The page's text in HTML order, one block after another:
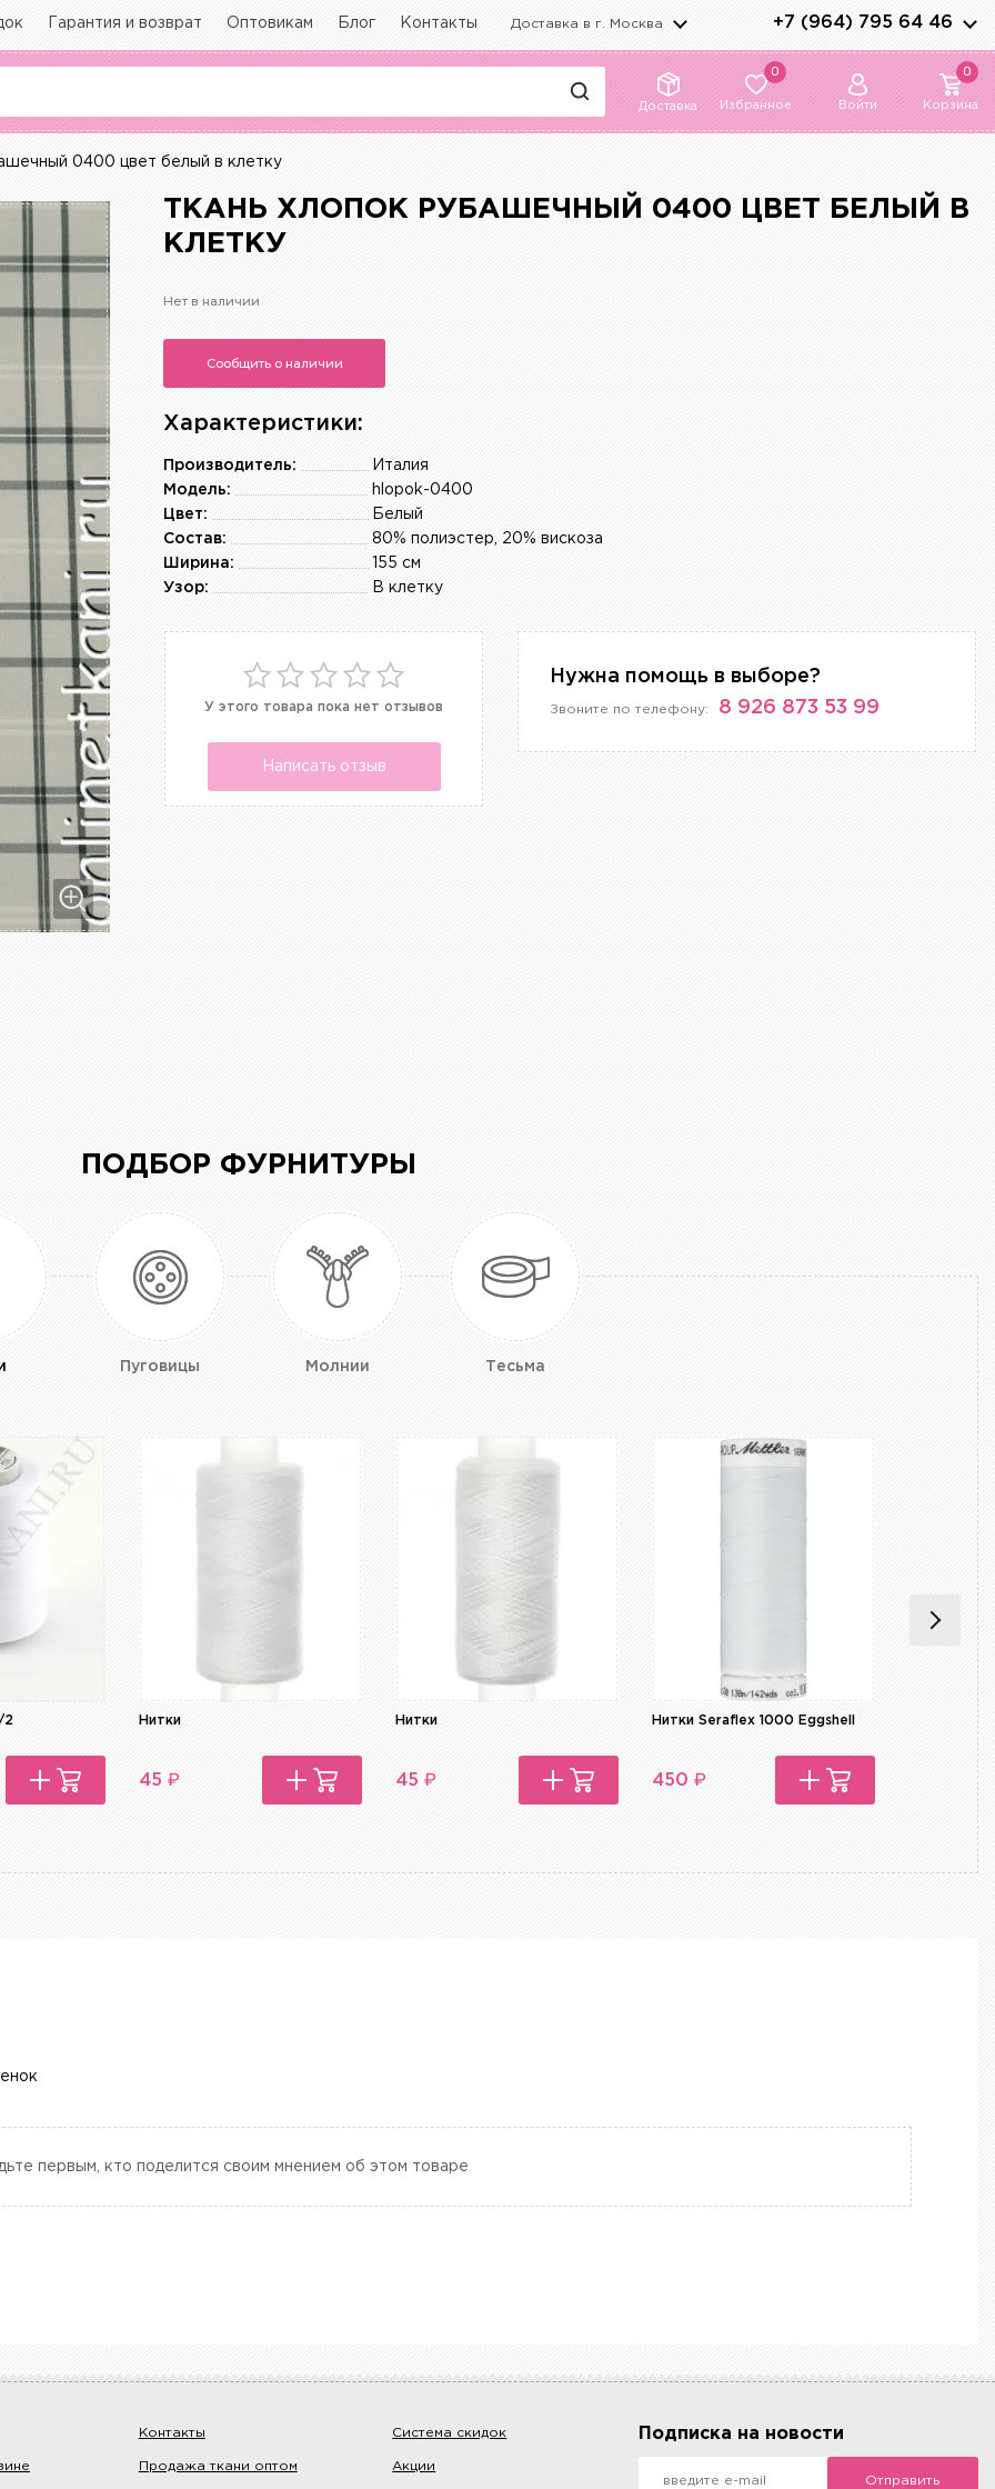
Гарантия и возврат Оптовикам Блог Контакты Доставка в г. Москва +7 (964) 795 64 46
Доставка
0
Избранное Войти
0
Корзина
0400 цвет белый в клетку
ТКАНЬ ХЛОПОК РУБАШЕЧНЫЙ 0400 ЦВЕТ БЕЛЫЙ В
КЛЕТКУ
Нет в наличии
Сообщить о наличии
Характеристики:
Италия
Производитель:
hlopok-0400
Модель:
Белый
Цвет:
80% полиэстер, 20% вискоза
Состав:
155 см
Ширина:
В клетку
Узор:
У этого товара пока нет отзывов
Написать отзыв
Нужна помощь в выборе?
Звоните по телефону: 8 926 873 53 99
ПОДБОР ФУРНИТУРЫ
Пуговицы Молнии Тесьма
2 Нитки
45 ₽
Нитки
45 ₽
Нитки Seraflex 1000 Eggshell
450 ₽
Нитки
первым, кто поделится своим мнением об этом товаре
Контакты
Продажа ткани оптом
Система скидок
Акции
Подписка на новости
Отправить